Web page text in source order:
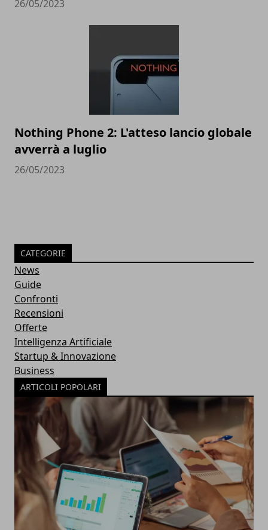
26/05/2023
Nothing Phone 2: L'atteso lancio globale
avverrà a luglio
26/05/2023
CATEGORIE
News
Guide
Confronti
Recensioni
Offerte
Intelligenza Artificiale
Startup & Innovazione
Business
ARTICOLI POPOLARI